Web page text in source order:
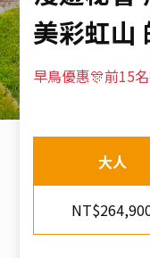
美彩虹山
早鳥優惠🎊前15
大人